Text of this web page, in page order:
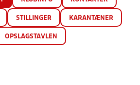
STILLINGER KARANTÆNER
OPSLAGSTAVLEN